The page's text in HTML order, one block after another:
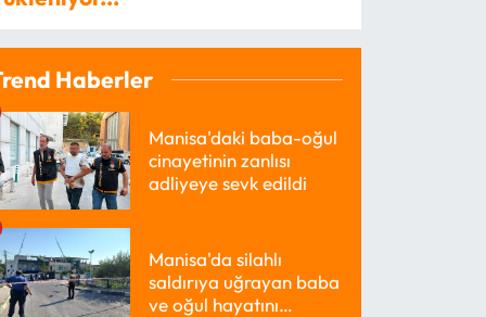
Haberler
Manisa'daki baba-oğul
cinayetinin zanlısı
adliyeye sevk edildi
Manisa'da silahlı
saldırıya uğrayan baba
ve oğul hayatını